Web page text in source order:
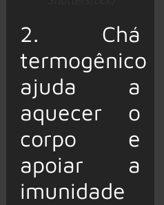
2. Chá
termogênico
ajuda a
aquecer o
corpo e
apoiar a
imunidade